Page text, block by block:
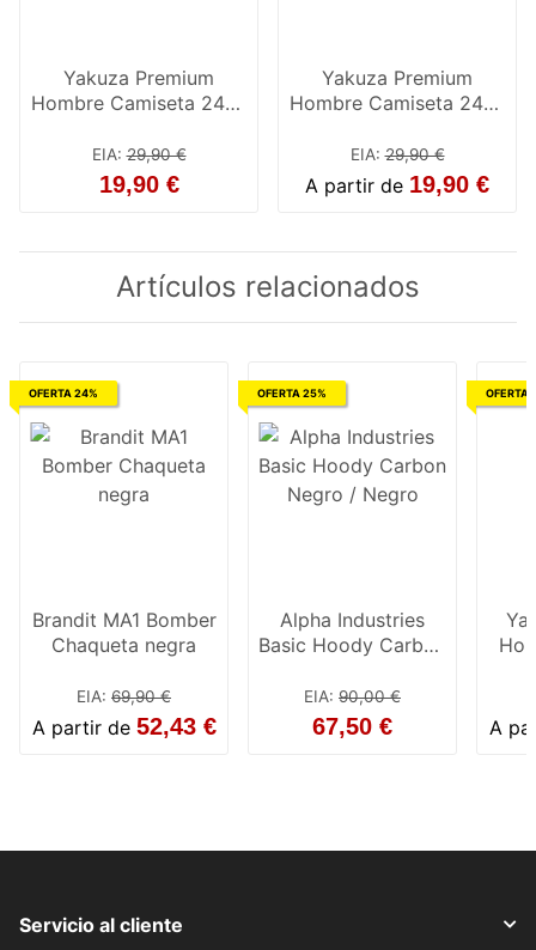
Yakuza Premium
Hombre Camiseta 2407
EIA:29,90 €
19,90 €
Yakuza Premium
Hombre Camiseta 2407
EIA:29,90 €
A partir de 19,90 €
Artículos relacionados
OFERTA 24%
Brandit MA1 Bomber
Chaqueta negra
EIA: 69,90 €
A partir de 52,43 €
OFERTA 25%
Alpha Industries
Basic Hoody Carbon
EIA: 90,00 €
67,50 €
OFERTA
A
Servicio al cliente